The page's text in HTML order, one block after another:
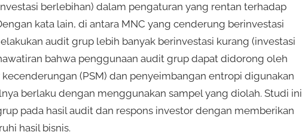
berlebihan) dalam pengaturan yang rentan terhadap
kata lain, di antara MNC yang cenderung berinvestasi
audit grup lebih banyak berinvestasi kurang (investasi
bahwa penggunaan audit grup dapat didorong oleh
(PSM) dan penyeimbangan entropi digunakan
berlaku dengan menggunakan sampel yang diolah. Studi ini
pada hasil audit dan respons investor dengan memberikan
hasil bisnis.